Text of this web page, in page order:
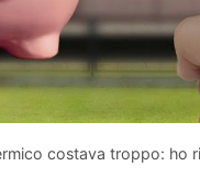
costava troppo: